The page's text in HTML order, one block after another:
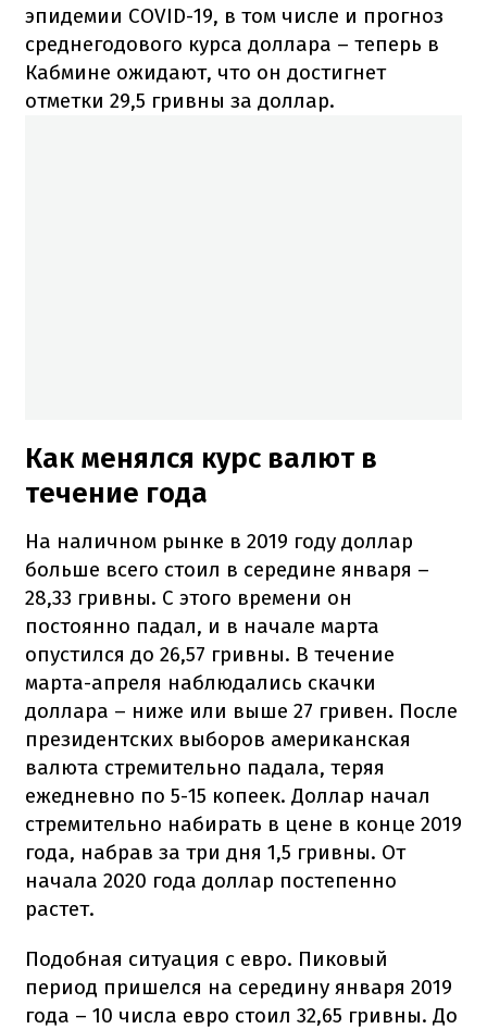
эпидемии COVID-19, в том числе и прогноз
среднегодового курса доллара – теперь в
Кабмине ожидают, что он достигнет
отметки 29,5 гривны за доллар.
Как менялся курс валют в
течение года
На наличном рынке в 2019 году доллар
больше всего стоил в середине января –
28,33 гривны. С этого времени он
постоянно падал, и в начале марта
опустился до 26,57 гривны. В течение
марта-апреля наблюдались скачки
доллара – ниже или выше 27 гривен. После
президентских выборов американская
валюта стремительно падала, теряя
ежедневно по 5-15 копеек. Доллар начал
стремительно набирать в цене в конце 2019
года, набрав за три дня 1,5 гривны. От
начала 2020 года доллар постепенно
растет.
Подобная ситуация с евро. Пиковый
период пришелся на середину января 2019
года – 10 числа евро стоил 32,65 гривны. До